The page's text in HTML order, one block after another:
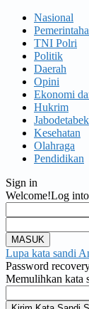
Nasional
TNI Polri
Politik
Daerah
Opini
Ekonomi
Hukrim
Jabodetabek
Kesehatan
Olahraga
Pendidikan
Sign in
Welcome!Log
Lupa kata sandi
Password
Memulihkan kata